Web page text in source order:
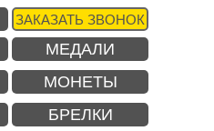
ЗАКАЗАТЬ ЗВОНОК
МЕДАЛИ
БРЕЛКИ
МОНЕТЫ